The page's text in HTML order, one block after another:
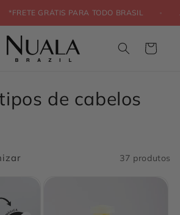
*FRETE GRÁTIS PARA TODO BRASIL
Carrinho
de cabelos
37 produtos